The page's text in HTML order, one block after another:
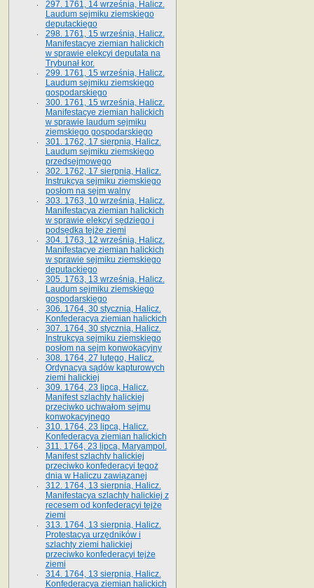
297. 1761, 14 września, Halicz.
Laudum sejmiku ziemskiego
deputackiego
298. 1761, 15 września, Halicz.
Manifestacye ziemian halickich
w sprawie elekcyi deputata na
Trybunał kor.
299. 1761, 15 września, Halicz.
Laudum sejmiku ziemskiego
gospodarskiego
300. 1761, 15 września, Halicz.
Manifestacye ziemian halickich
w sprawie laudum sejmiku
ziemskiego gospodarskiego
301. 1762, 17 sierpnia, Halicz.
Laudum sejmiku ziemskiego
przedsejmowego
302. 1762, 17 sierpnia, Halicz.
Instrukcya sejmiku ziemskiego
posłom na sejm walny
303. 1763, 10 września, Halicz.
Manifestacya ziemian halickich
w sprawie elekcyi sędziego i
podsędka tejże ziemi
304. 1763, 12 września, Halicz.
Manifestacye ziemian halickich
w sprawie sejmiku ziemskiego
deputackiego
305. 1763, 13 września, Halicz.
Laudum sejmiku ziemskiego
gospodarskiego
306. 1764, 30 stycznia, Halicz.
Konfederacya ziemian halickich
307. 1764, 30 stycznia, Halicz.
Instrukcya sejmiku ziemskiego
posłom na sejm konwokacyjny
308. 1764, 27 lutego, Halicz.
Ordynacya sądów kapturowych
ziemi halickiej
309. 1764, 23 lipca, Halicz.
Manifest szlachty halickiej
przeciwko uchwałom sejmu
konwokacyjnego
310. 1764, 23 lipca, Halicz.
Konfederacya ziemian halickich
311. 1764, 23 lipca, Maryampol.
Manifest szlachty halickiej
przeciwko konfederacyi tegoż
dnia w Haliczu zawiązanej
312. 1764, 13 sierpnia, Halicz.
Manifestacya szlachty halickiej z
recesem od konfederacyi tejże
ziemi
313. 1764, 13 sierpnia, Halicz.
Protestacya urzędników i
szlachty ziemi halickiej
przeciwko konfederacyi tejże
ziemi
314. 1764, 13 sierpnia, Halicz.
Konfederacya ziemian halickich